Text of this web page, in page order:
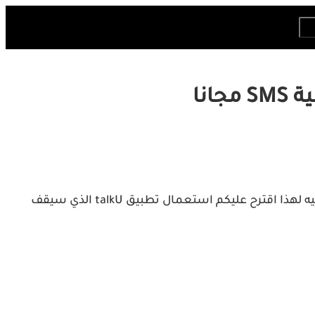
أحيانا نحتاج للقيام بإتصالات ضرورية لمدة دقائق او ارسال رسائل مهمة أيضاً ولكن لسوء الحظ لا يوجد رصيد عندما نحتاج اليه لهذا اقترح عليكم استعمال تطبيق talkU الذي سيقف